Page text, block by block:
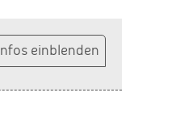
Infos einblenden